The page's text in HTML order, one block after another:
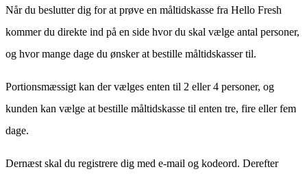
Når du beslutter dig for at prøve en måltidskasse fra Hello Fresh
kommer du direkte ind på en side hvor du skal vælge antal personer,
og hvor mange dage du ønsker at bestille måltidskasser til.
Portionsmæssigt kan der vælges enten til 2 eller 4 personer, og
kunden kan vælge at bestille måltidskasse til enten tre, fire eller fem
dage.
Dernæst skal du registrere dig med e-mail og kodeord. Derefter